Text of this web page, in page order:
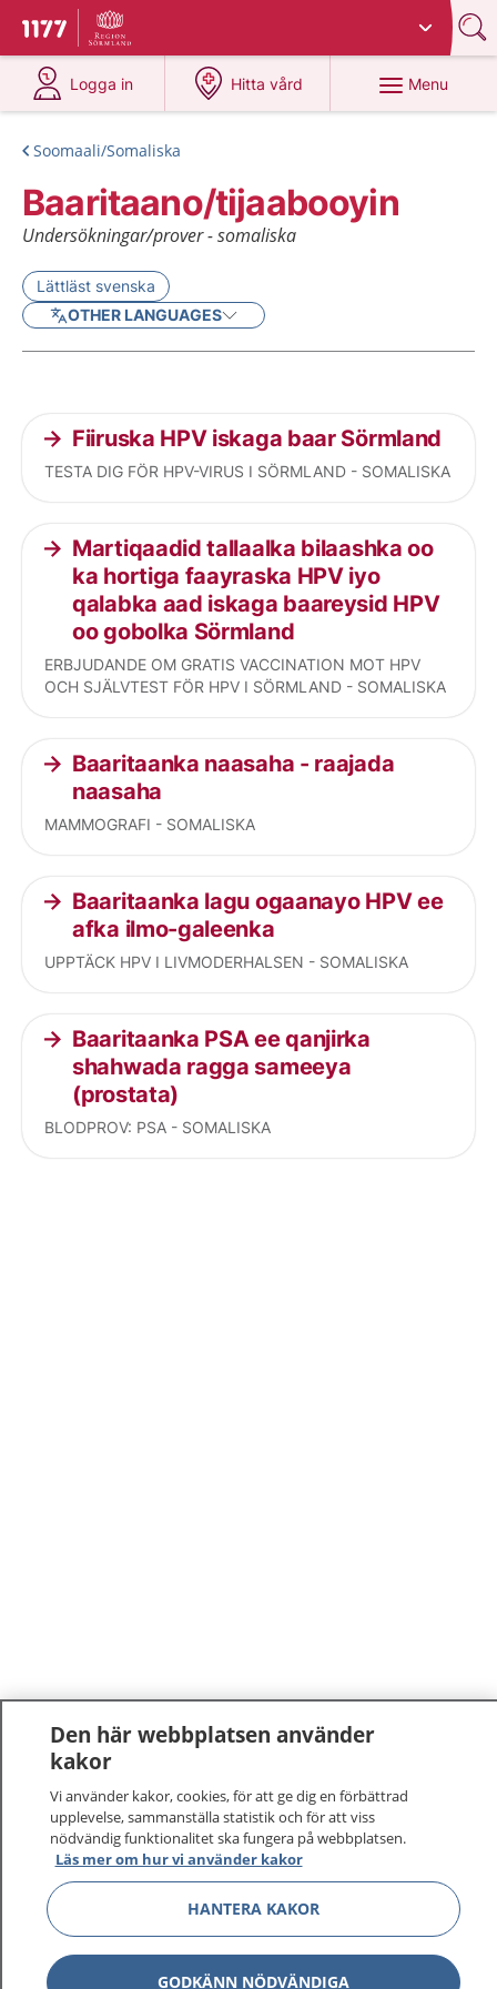
To start page for 1177
Du har valt region
Logga in
at 1177.se
Hitta vård
at 1177.se
Menu
Soomaali/Somaliska
Baaritaano/tijaabooyin
Undersökningar/prover - somaliska
Lättläst svenska
OTHER LANGUAGES
Current articles
Fiiruska HPV iskaga baar Sörmland
TESTA DIG FÖR HPV-VIRUS I SÖRMLAND - SOMALISKA
Martiqaadid tallaalka bilaashka oo
ka hortiga faayraska HPV iyo
qalabka aad iskaga baareysid HPV
oo gobolka Sörmland
ERBJUDANDE OM GRATIS VACCINATION MOT HPV
OCH SJÄLVTEST FÖR HPV I SÖRMLAND - SOMALISKA
Baaritaanka naasaha - raajada
naasaha
MAMMOGRAFI - SOMALISKA
Baaritaanka lagu ogaanayo HPV ee
afka ilmo-galeenka
UPPTÄCK HPV I LIVMODERHALSEN - SOMALISKA
Baaritaanka PSA ee qanjirka
shahwada ragga sameeya
(prostata)
BLODPROV: PSA - SOMALISKA
1177–tryggt om din hälsa och vård
På 1177.se får du råd om hälsa och information om
sjukdomar och vilka mottagningar du kan kontakta.
Logga in för att läsa din journal och göra dina
Den här webbplatsen använder
kakor
Vi använder kakor, cookies, för att ge dig en förbättrad
upplevelse, sammanställa statistik och för att viss
nödvändig funktionalitet ska fungera på webbplatsen.
Läs mer om hur vi använder kakor
HANTERA KAKOR
GODKÄNN NÖDVÄNDIGA